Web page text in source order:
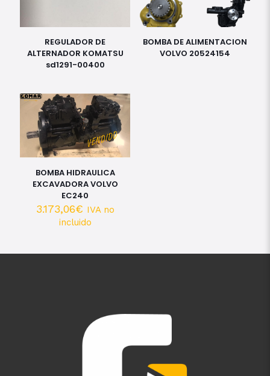
REGULADOR DE
ALTERNADOR KOMATSU
sd1291-00400
BOMBA DE ALIMENTACION
VOLVO 20524154
BOMBA HIDRAULICA
EXCAVADORA VOLVO
EC240
3.173,06€ IVA no
incluido